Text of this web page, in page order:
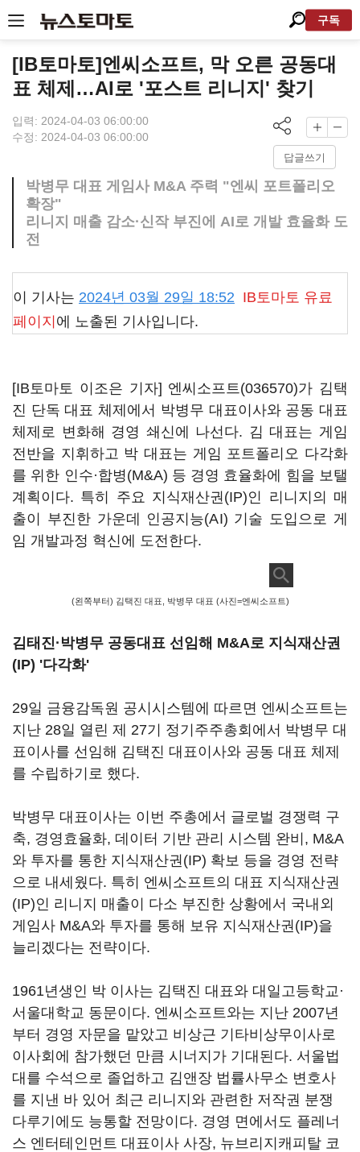
구독
[IB토마토]엔씨소프트, 막 오른 공동대
표 체제…AI로 '포스트 리니지' 찾기
입력: 2024-04-03 06:00:00
수정: 2024-04-03 06:00:00
답글쓰기
박병무 대표 게임사 M&A 주력 "엔씨 포트폴리오
확장"
리니지 매출 감소·신작 부진에 AI로 개발 효율화 도
전
이 기사는 2024년 03월 29일 18:52 IB토마토 유료
페이지 에 노출된 기사입니다.
[IB토마토 이조은 기자] 엔씨소프트(036570)가 김택
진 단독 대표 체제에서 박병무 대표이사와 공동 대표
체제로 변화해 경영 쇄신에 나선다. 김 대표는 게임
전반을 지휘하고 박 대표는 게임 포트폴리오 다각화
를 위한 인수·합병(M&A) 등 경영 효율화에 힘을 보탤
계획이다. 특히 주요 지식재산권(IP)인 리니지의 매
출이 부진한 가운데 인공지능(AI) 기술 도입으로 게
임 개발과정 혁신에 도전한다.
(왼쪽부터) 김택진 대표, 박병무 대표 (사진=엔씨소프트)
김태진·박병무 공동대표 선임해 M&A로 지식재산권
(IP) '다각화'
29일 금융감독원 공시시스템에 따르면 엔씨소프트는
지난 28일 열린 제 27기 정기주주총회에서 박병무 대
표이사를 선임해 김택진 대표이사와 공동 대표 체제
를 수립하기로 했다.
박병무 대표이사는 이번 주총에서 글로벌 경쟁력 구
축, 경영효율화, 데이터 기반 관리 시스템 완비, M&A
와 투자를 통한 지식재산권(IP) 확보 등을 경영 전략
으로 내세웠다. 특히 엔씨소프트의 대표 지식재산권
(IP)인 리니지 매출이 다소 부진한 상황에서 국내외
게임사 M&A와 투자를 통해 보유 지식재산권(IP)을
늘리겠다는 전략이다.
1961년생인 박 이사는 김택진 대표와 대일고등학교·
서울대학교 동문이다. 엔씨소프트와는 지난 2007년
부터 경영 자문을 맡았고 비상근 기타비상무이사로
이사회에 참가했던 만큼 시너지가 기대된다. 서울법
대를 수석으로 졸업하고 김앤장 법률사무소 변호사
를 지낸 바 있어 최근 리니지와 관련한 저작권 분쟁
다루기에도 능통할 전망이다. 경영 면에서도 플레너
스 엔터테인먼트 대표이사 사장, 뉴브리지캐피탈 코